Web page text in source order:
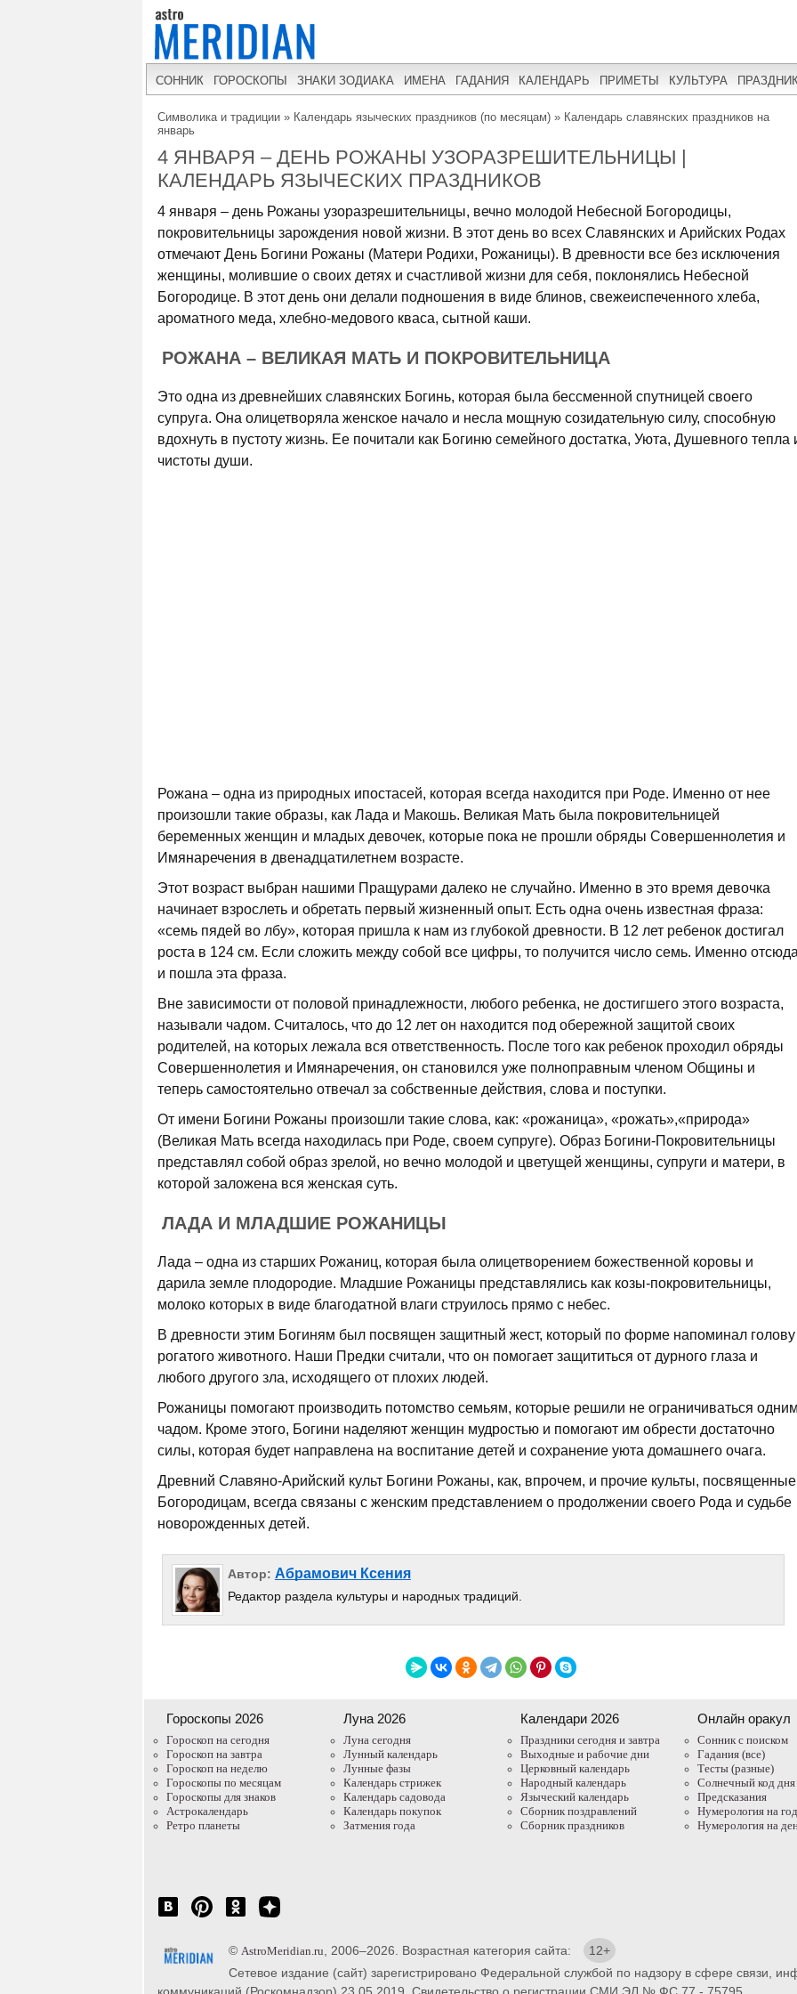
СОННИК ГОРОСКОПЫ ЗНАКИ ЗОДИАКА ИМЕНА ГАДАНИЯ КАЛЕНДАРЬ ПРИМЕТЫ КУЛЬТУРА
Символика и традиции » Календарь языческих праздников (по месяцам) » Календарь славянских праздников на
январь
4 ЯНВАРЯ – ДЕНЬ РОЖАНЫ УЗОРАЗРЕШИТЕЛЬНИЦЫ |
КАЛЕНДАРЬ ЯЗЫЧЕСКИХ ПРАЗДНИКОВ
4 января – день Рожаны узоразрешительницы, вечно молодой Небесной Богородицы,
покровительницы зарождения новой жизни. В этот день во всех Славянских и Арийских Родах
отмечают День Богини Рожаны (Матери Родихи, Рожаницы). В древности все без исключения
женщины, молившие о своих детях и счастливой жизни для себя, поклонялись Небесной
Богородице. В этот день они делали подношения в виде блинов, свежеиспеченного хлеба,
ароматного меда, хлебно-медового кваса, сытной каши.
РОЖАНА – ВЕЛИКАЯ МАТЬ И ПОКРОВИТЕЛЬНИЦА
Это одна из древнейших славянских Богинь, которая была бессменной спутницей своего
супруга. Она олицетворяла женское начало и несла мощную созидательную силу, способную
вдохнуть в пустоту жизнь. Ее почитали как Богиню семейного достатка, Уюта, Душевного тепла
чистоты души.
Рожана – одна из природных ипостасей, которая всегда находится при Роде. Именно от нее
произошли такие образы, как Лада и Макошь. Великая Мать была покровительницей
беременных женщин и младых девочек, которые пока не прошли обряды Совершеннолетия и
Имянаречения в двенадцатилетнем возрасте.
Этот возраст выбран нашими Пращурами далеко не случайно. Именно в это время девочка
начинает взрослеть и обретать первый жизненный опыт. Есть одна очень известная фраза:
«семь пядей во лбу», которая пришла к нам из глубокой древности. В 12 лет ребенок достигал
роста в 124 см. Если сложить между собой все цифры, то получится число семь. Именно
и пошла эта фраза.
Вне зависимости от половой принадлежности, любого ребенка, не достигшего этого возраста,
называли чадом. Считалось, что до 12 лет он находится под обережной защитой своих
родителей, на которых лежала вся ответственность. После того как ребенок проходил обряды
Совершеннолетия и Имянаречения, он становился уже полноправным членом Общины и
теперь самостоятельно отвечал за собственные действия, слова и поступки.
От имени Богини Рожаны произошли такие слова, как: «рожаница», «рожать»,«природа»
(Великая Мать всегда находилась при Роде, своем супруге). Образ Богини-Покровительницы
представлял собой образ зрелой, но вечно молодой и цветущей женщины, супруги и матери, в
которой заложена вся женская суть.
ЛАДА И МЛАДШИЕ РОЖАНИЦЫ
Лада – одна из старших Рожаниц, которая была олицетворением божественной коровы и
дарила земле плодородие. Младшие Рожаницы представлялись как козы-покровительницы,
молоко которых в виде благодатной влаги струилось прямо с небес.
В древности этим Богиням был посвящен защитный жест, который по форме напоминал голову
рогатого животного. Наши Предки считали, что он помогает защититься от дурного глаза и
любого другого зла, исходящего от плохих людей.
Рожаницы помогают производить потомство семьям, которые решили не ограничиваться
чадом. Кроме этого, Богини наделяют женщин мудростью и помогают им обрести достаточно
силы, которая будет направлена на воспитание детей и сохранение уюта домашнего очага.
Древний Славяно-Арийский культ Богини Рожаны, как, впрочем, и прочие культы, посвященные
Богородицам, всегда связаны с женским представлением о продолжении своего Рода и судьбе
новорожденных детей.
Автор: Абрамович Ксения
Редактор раздела культуры и народных традиций.
Гороскопы 2026
Гороскоп на сегодня
Гороскоп на завтра
Гороскоп на неделю
Гороскопы по месяцам
Гороскопы для знаков
Астрокалендарь
Ретро планеты
Луна 2026
Луна сегодня
Лунный календарь
Лунные фазы
Календарь стрижек
Календарь садовода
Календарь покупок
Затмения года
Календари 2026
Праздники сегодня и завтра
Выходные и рабочие дни
Церковный календарь
Народный календарь
Языческий календарь
Сборник поздравлений
Сборник праздников
Онлайн оракул
Cонник с поиском
Гадания (все)
Тесты (разные)
Солнечный код дня
Предсказания
Нумерология на год
Нумерология на
© AstroMeridian.ru , 2006–2026. Возрастная категория сайта:
12+
Сетевое издание (сайт) зарегистрировано Федеральной службой по надзору в сфере связи,
коммуникаций (Роскомнадзор) 23.05.2019. Свидетельство о регистрации СМИ ЭЛ № ФС 77 - 75795